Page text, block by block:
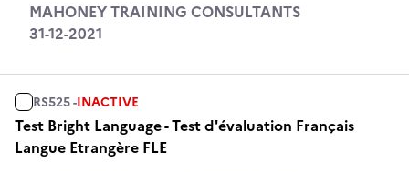
MAHONEY TRAINING CONSULTANTS
31-12-2021
RS525 -INACTIVE
Test Bright Language - Test d'évaluation Français
Langue Etrangère FLE